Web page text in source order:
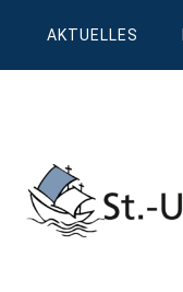
springen
secondary
Seitenspalte
springen
Fußzeile
springen
AKTUELLES